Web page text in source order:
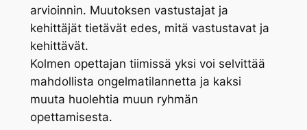
arvioinnin. Muutoksen vastustajat ja
kehittäjät tietävät edes, mitä vastustavat ja
kehittävät.
Kolmen opettajan tiimissä yksi voi selvittää
mahdollista ongelmatilannetta ja kaksi
muuta huolehtia muun ryhmän
opettamisesta.